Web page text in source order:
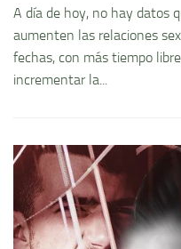
A día de hoy, no hay datos
aumenten las relaciones
fechas, con más tiempo
incrementar la...